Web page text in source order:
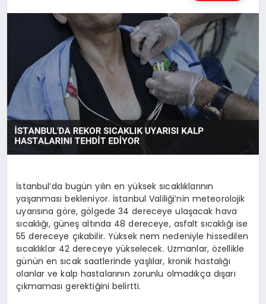
SPOR
TEKNOLOJI
İstanbul’da bugün yılın en yüksek sıcaklıklarının
yaşanması bekleniyor. İstanbul Valiliği’nin meteorolojik
uyarısına göre, gölgede 34 dereceye ulaşacak hava
sıcaklığı, güneş altında 48 dereceye, asfalt sıcaklığı ise
55 dereceye çıkabilir. Yüksek nem nedeniyle hissedilen
sıcaklıklar 42 dereceye yükselecek. Uzmanlar, özellikle
günün en sıcak saatlerinde yaşlılar, kronik hastalığı
olanlar ve kalp hastalarının zorunlu olmadıkça dışarı
çıkmaması gerektiğini belirtti.